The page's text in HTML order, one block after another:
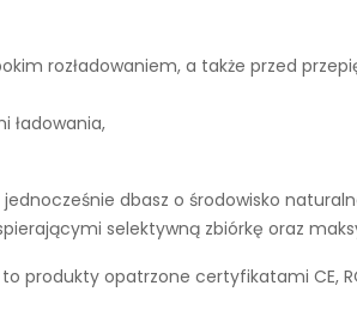
rozładowaniem, a także przed
ładowania,
dbasz o środowisko
selektywną zbiórkę oraz
opatrzone certyfikatami CE,